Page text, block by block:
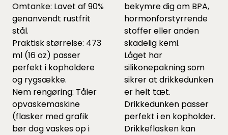
Omtanke: Lavet af 90%
genanvendt rustfrit
stål.
Praktisk størrelse: 473
ml (16 oz) passer
perfekt i kopholdere
og rygsække.
Nem rengøring: Tåler
opvaskemaskine
(flasker med grafik
bør dog vaskes op i
bekymre dig om BPA,
hormonforstyrrende
stoffer eller anden
skadelig kemi.
Låget har
silikonepakning som
sikrer at drikkedunken
er helt tæt.
Drikkedunken passer
perfekt i en kopholder.
Drikkeflasken kan